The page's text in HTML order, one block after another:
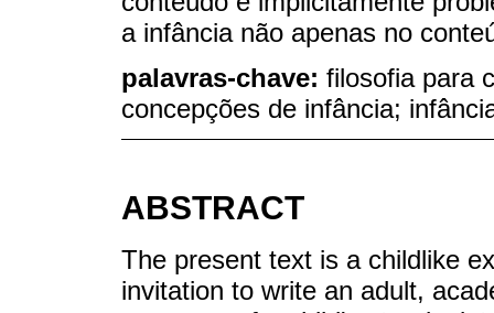
a infância não apenas no
palavras-chave: filosofia para
concepções de infância;
ABSTRACT
The present text is a childlike
invitation to write an adult,